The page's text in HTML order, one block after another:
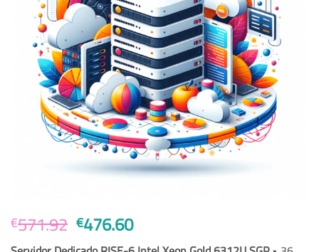
€571.92 Original
price
€476.60Current
price